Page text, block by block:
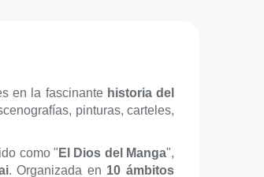
en la fascinante historia del
pinturas, carteles,
como " El Dios del Manga",
. Organizada en 10 ámbitos